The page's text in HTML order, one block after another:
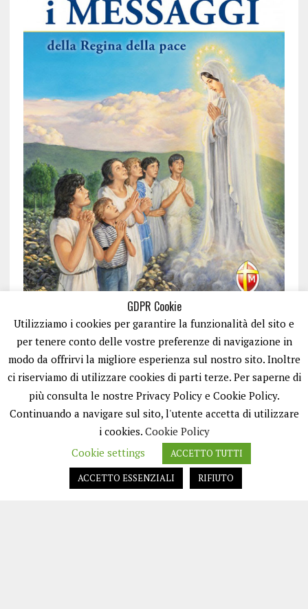
ISCRIVITI
GDPR Cookie
Utilizziamo i cookies per garantire la funzionalità del sito e
per tenere conto delle vostre preferenze di navigazione in
modo da offrirvi la migliore esperienza sul nostro sito. Inoltre
ci riserviamo di utilizzare cookies di parti terze. Per saperne di
più consulta le nostre Privacy Policy e Cookie Policy.
Continuando a navigare sul sito, l'utente accetta di utilizzare
i cookies. Cookie Policy
Cookie settings
ACCETTO TUTTI
ACCETTO ESSENZIALI
RIFIUTO